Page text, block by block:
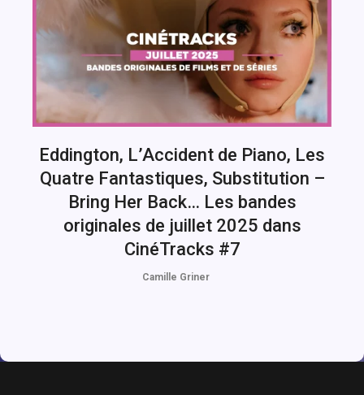
Eddington, L’Accident de Piano, Les
Quatre Fantastiques, Substitution –
Bring Her Back… Les bandes
originales de juillet 2025 dans
CinéTracks #7
Camille Griner